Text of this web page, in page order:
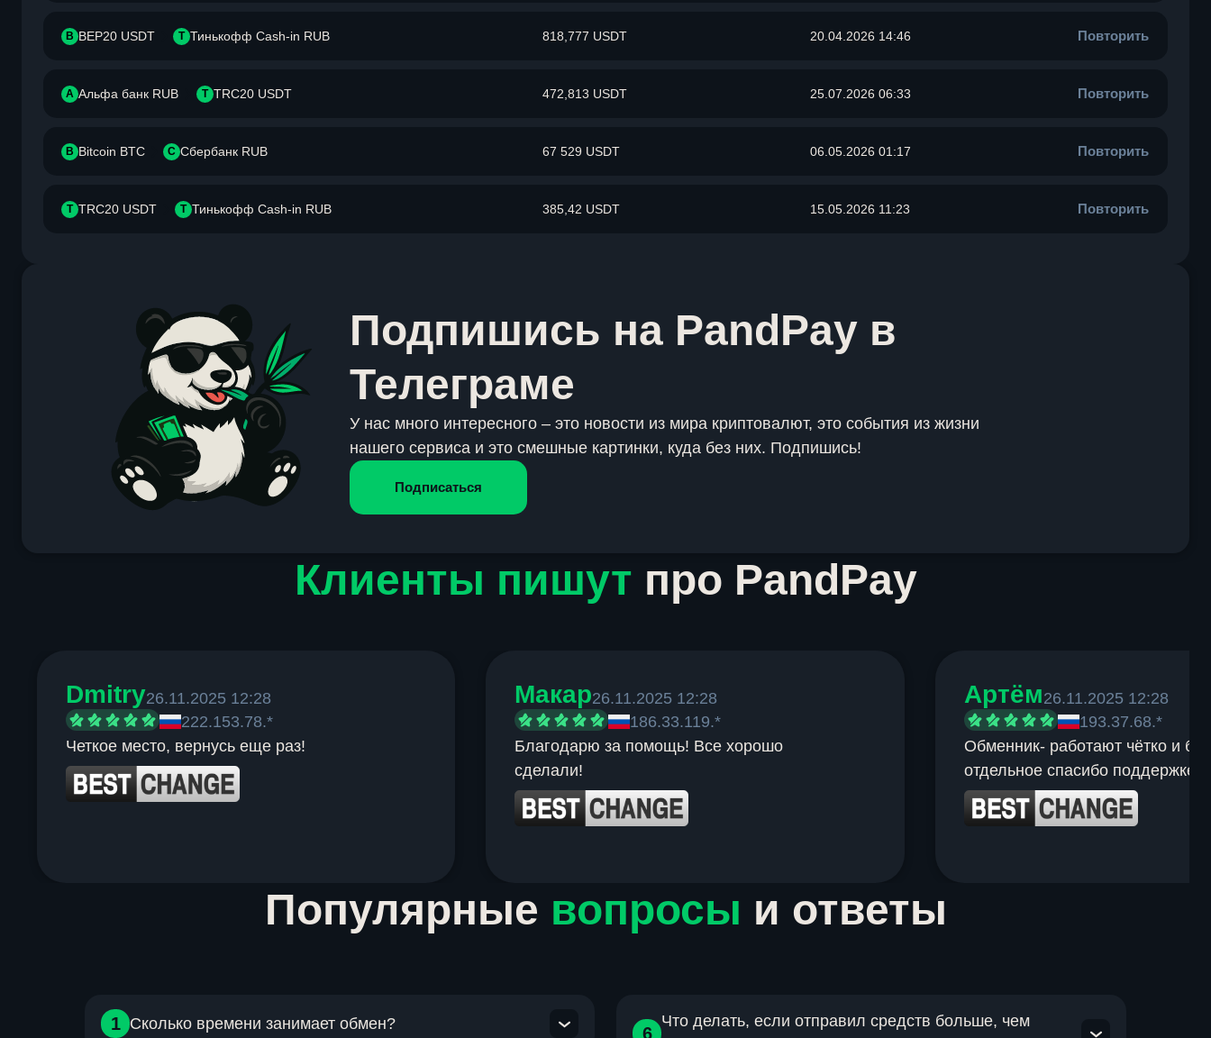
B BEP20 USDT Т Тинькофф Cash-in RUB 818,777 USDT 20.04.2026 14:46 Повторить
А Альфа банк RUB T TRC20 USDT 472,813 USDT 25.07.2026 06:33 Повторить
B Bitcoin BTC С Сбербанк RUB 67 529 USDT 06.05.2026 01:17 Повторить
T TRC20 USDT Т Тинькофф Cash-in RUB 385,42 USDT 15.05.2026 11:23 Повторить
Подпишись на PandPay в
Телеграме
У нас много интересного – это новости из мира криптовалют, это события из жизни
нашего сервиса и это смешные картинки, куда без них. Подпишись!
Подписаться
Клиенты пишут про PandPay
Dmitry26.11.2025 12:28
222.153.78.*
Четкое место, вернусь еще раз!
Макар26.11.2025 12:28
186.33.119.*
Благодарю за помощь! Все хорошо
сделали!
Артём26.11.2025 12:28
193.37.68.*
Обменник- работают чётко и
отдельное спасибо поддержке.
Популярные вопросы и ответы
1 Сколько времени занимает обмен?
6
Что делать, если отправил средств больше, чем